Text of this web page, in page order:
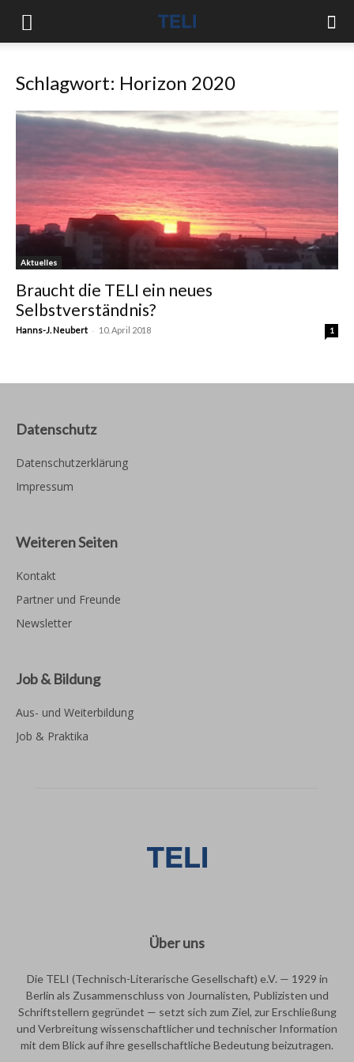
Schlagwort: Horizon 2020
Aktuelles
Braucht die TELI ein neues
Selbstverständnis?
Hanns-J. Neubert - 10. April 2018 1
Datenschutz
Datenschutzerklärung
Impressum
Weiteren Seiten
Kontakt
Partner und Freunde
Newsletter
Job & Bildung
Aus- und Weiterbildung
Job & Praktika
Über uns
Die TELI (Technisch-Literarische Gesellschaft) e.V. — 1929 in
Berlin als Zusammenschluss von Journalisten, Publizisten und
Schriftstellern gegründet — setzt sich zum Ziel, zur Erschließung
und Verbreitung wissenschaftlicher und technischer Information
mit dem Blick auf ihre gesellschaftliche Bedeutung beizutragen.